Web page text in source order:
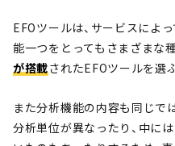
EFOツールは、サービスによ
能一つをとってもさまざまな
が搭載されたEFOツールを選
また分析機能の内容も同じで
分析単位が異なったり、中に